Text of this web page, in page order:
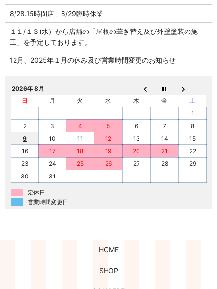
8/28.15時閉店、8/29臨時休業
１１/１３(水）から店舗の「屋根の葺き替え及び外壁塗装の施
工」を予定しております。
12月、2025年１月の休み及び営業時間変更のお知らせ
2026年 8月
日
月 火 水 木 金
土
1
2
3 4 5 6 7
8
9
10 11 12 13 14
15
16
17 18 19 20 21
22
23
24 25 26 27 28
29
30
31
定休日
営業時間変更日
HOME
SHOP